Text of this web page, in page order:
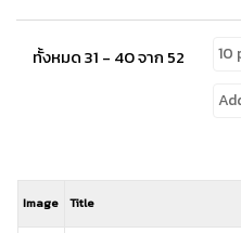
ทั้งหมด 31 - 40 จาก 52
Image Title